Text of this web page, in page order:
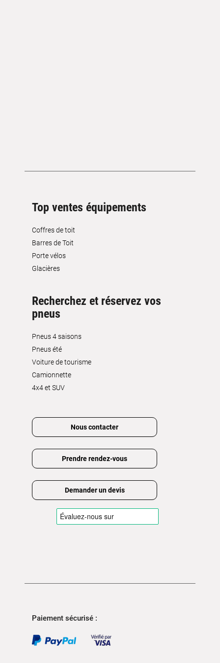
Top ventes équipements
Coffres de toit
Barres de Toit
Porte vélos
Glacières
Recherchez et réservez vos
pneus
Pneus 4 saisons
Pneus été
Voiture de tourisme
Camionnette
4x4 et SUV
Nous contacter
Prendre rendez-vous
Demander un devis
Paiement sécurisé :